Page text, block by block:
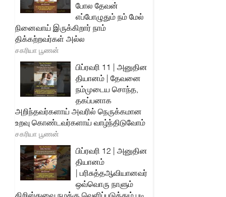
போல தேவன்
எப்போழுதும் நம் மேல்
நினைவாய் இருக்கிறார் நாம்
திக்கற்றவர்கள் அல்ல
சகரியா பூணன்
பிப்ரவரி 11 | அனுதின
தியானம் | தேவனை
நம்முடைய சொந்த,
தகப்பனாக
அறிந்தவர்களாய் அவரில் நெருக்கமான
உறவு கொண்டவர்களாய் வாழ்ந்திடுவோம்
சகரியா பூணன்
பிப்ரவரி 12 | அனுதின
தியானம்
| பரிசுத்தஆவியானவர்
ஒவ்வொரு நாளும்
கிறிஸ்துவை நமக்கு வெளிப்படுத்தும் படி